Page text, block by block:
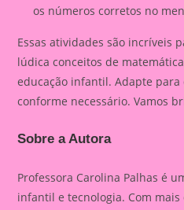
os números corretos no
Essas atividades são incríveis
lúdica conceitos de
educação infantil. Adapte
conforme necessário. Vamos
Sobre a Autora
Professora Carolina Palhas é
infantil e tecnologia. Com